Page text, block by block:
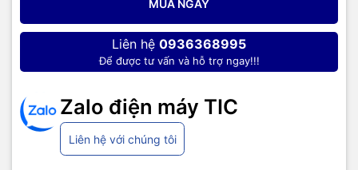
MUA NGAY
Liên hệ 0936368995
Để được tư vấn và hỗ trợ ngay!!!
Zalo điện máy TIC
Liên hệ với chúng tôi
Hiệu suất hoạt động
Forwarding rate: 130.94 Mpps
Thông số phần cứng
DRAM: 512 MB
Flash memory: 256 MB